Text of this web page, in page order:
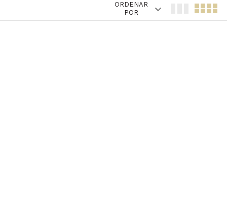
ORDENAR
POR